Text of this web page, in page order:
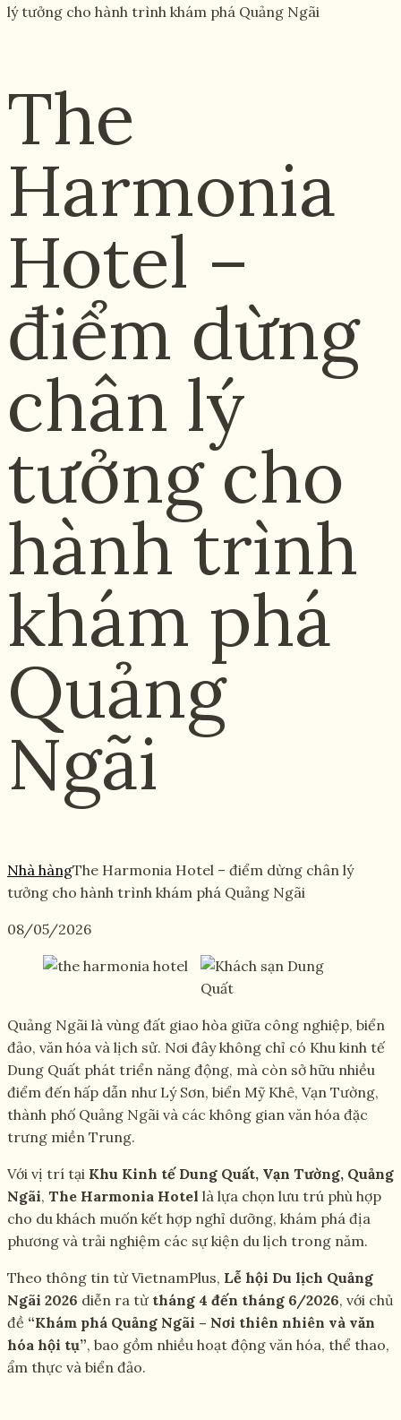
lý tưởng cho hành trình khám phá Quảng Ngãi
The
Harmonia
Hotel –
điểm dừng
chân lý
tưởng cho
hành trình
khám phá
Quảng
Ngãi
Nhà hàngThe Harmonia Hotel – điểm dừng chân lý
tưởng cho hành trình khám phá Quảng Ngãi
08/05/2026
Quảng Ngãi là vùng đất giao hòa giữa công nghiệp, biển
đảo, văn hóa và lịch sử. Nơi đây không chỉ có Khu kinh tế
Dung Quất phát triển năng động, mà còn sở hữu nhiều
điểm đến hấp dẫn như Lý Sơn, biển Mỹ Khê, Vạn Tường,
thành phố Quảng Ngãi và các không gian văn hóa đặc
trưng miền Trung.
Với vị trí tại Khu Kinh tế Dung Quất, Vạn Tường, Quảng
Ngãi, The Harmonia Hotel là lựa chọn lưu trú phù hợp
cho du khách muốn kết hợp nghỉ dưỡng, khám phá địa
phương và trải nghiệm các sự kiện du lịch trong năm.
Theo thông tin từ VietnamPlus, Lễ hội Du lịch Quảng
Ngãi 2026 diễn ra từ tháng 4 đến tháng 6/2026, với chủ
đề “Khám phá Quảng Ngãi – Nơi thiên nhiên và văn
hóa hội tụ”, bao gồm nhiều hoạt động văn hóa, thể thao,
ẩm thực và biển đảo.